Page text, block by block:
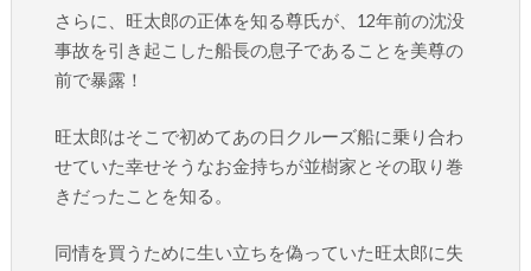
さらに、旺太郎の正体を知る尊氏が、12年前の沈没
事故を引き起こした船長の息子であることを美尊の
前で暴露！
旺太郎はそこで初めてあの日クルーズ船に乗り合わ
せていた幸せそうなお金持ちが並樹家とその取り巻
きだったことを知る。
同情を買うために生い立ちを偽っていた旺太郎に失